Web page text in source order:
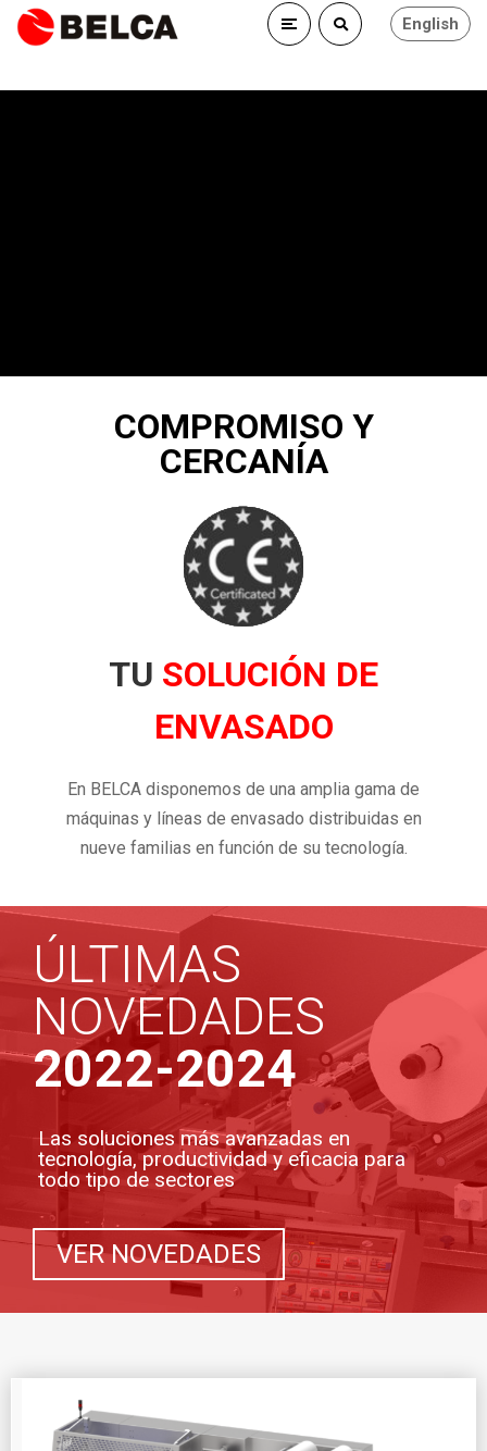
English
COMPROMISO Y
CERCANÍA
TU SOLUCIÓN DE
ENVASADO
En BELCA disponemos de una amplia gama de
máquinas y líneas de envasado distribuidas en
nueve familias en función de su tecnología.
ÚLTIMAS
NOVEDADES
2022-2024
Las soluciones más avanzadas en
tecnología, productividad y eficacia para
todo tipo de sectores
VER NOVEDADES